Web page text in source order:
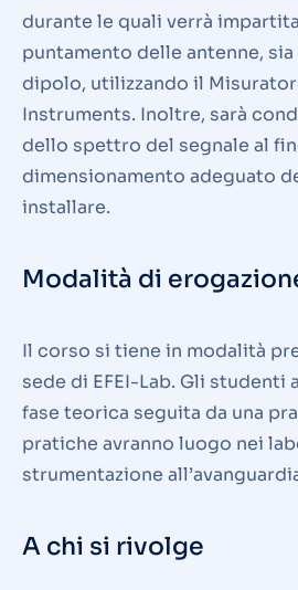
durante le quali verrà
puntamento delle antenne,
dipolo, utilizzando il
Instruments. Inoltre, sarà
dello spettro del segnale al
dimensionamento adeguato
installare.
Modalità di
Il corso si tiene in modalità
sede di EFEI-Lab. Gli studenti
fase teorica seguita da una
pratiche avranno luogo nei
strumentazione
A chi si rivolge